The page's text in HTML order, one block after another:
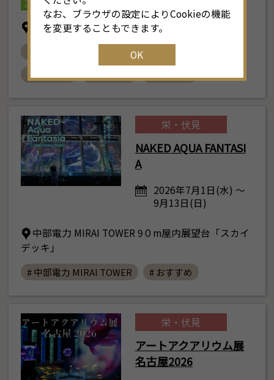
〒452-0932 愛知県清須市朝日貝塚1番地
# あいち朝日遺跡ミュージアム
# 弥生時代
栄・伏見
NAKED AQUA FANTASI
A
2026年7月1日(水) ～
9月13日(日)
中部電力 MIRAI TOWER 9０m屋内展望台「スカイ
デッキ」
# 中部電力 MIRAI TOWER # おすすめ
栄・伏見
アートアクアリウム展
名古屋2026
なお、ブラウザの設定によりCookieの機能
を変更することもできます。
OK